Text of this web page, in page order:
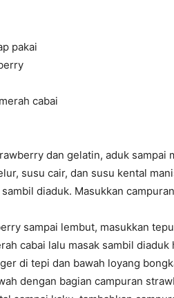
pakai
cabai
dan gelatin, aduk sampai
susu cair, dan susu kental
diaduk. Masukkan
sampai lembut, masukkan
cabai lalu masak sambil diaduk
di tepi dan bawah loyang
dengan bagian campuran